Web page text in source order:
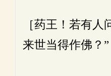
［药王！若有人
来世当得作佛？”